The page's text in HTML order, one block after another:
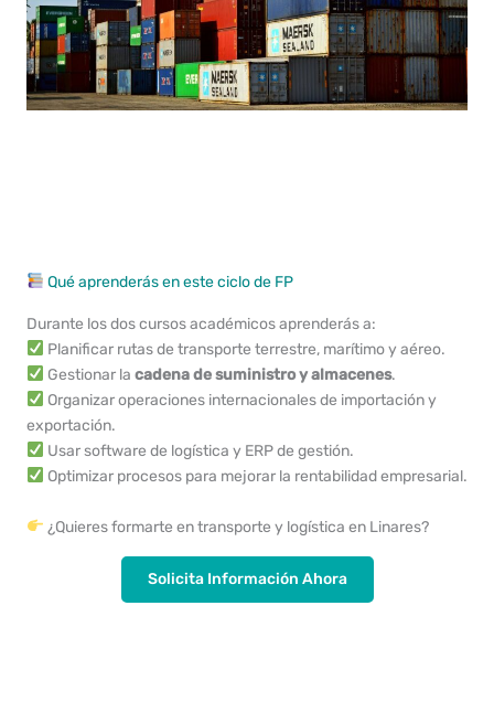
Qué aprenderás en este ciclo de FP
Durante los dos cursos académicos aprenderás a:
Planificar rutas de transporte terrestre, marítimo y aéreo.
Gestionar la cadena de suministro y almacenes.
Organizar operaciones internacionales de importación y
exportación.
Usar software de logística y ERP de gestión.
Optimizar procesos para mejorar la rentabilidad empresarial.
¿Quieres formarte en transporte y logística en Linares?
Solicita Información Ahora